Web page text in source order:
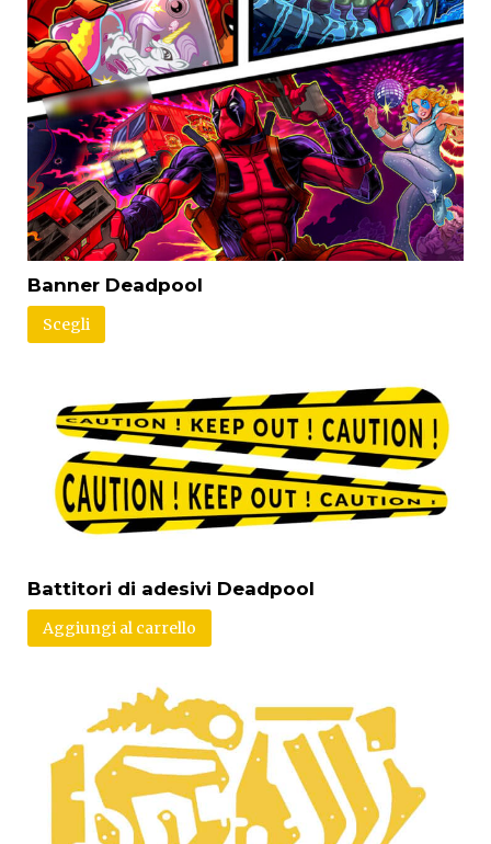
Banner Deadpool
Scegli
Battitori di adesivi Deadpool
Aggiungi al carrello